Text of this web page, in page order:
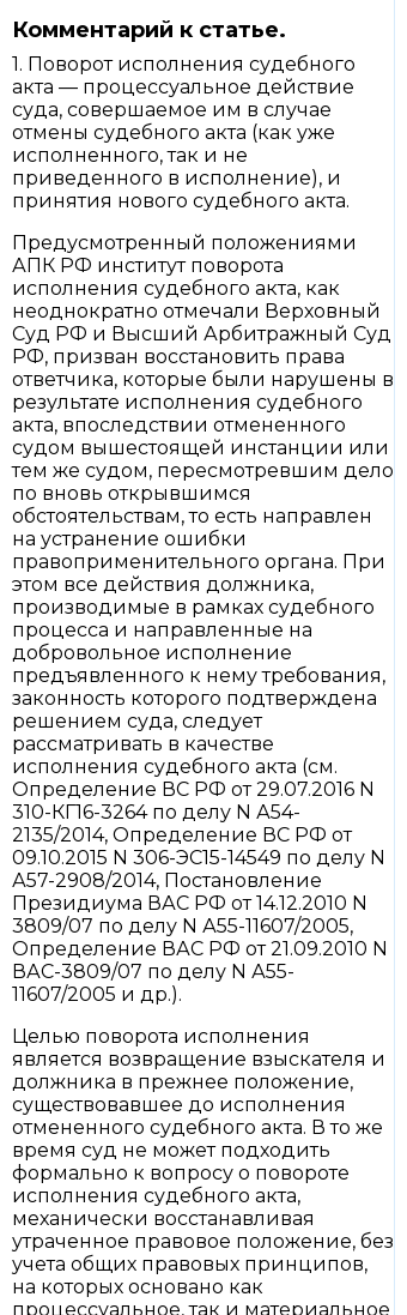
Комментарий к статье.
1. Поворот исполнения судебного
акта — процессуальное действие
суда, совершаемое им в случае
отмены судебного акта (как уже
исполненного, так и не
приведенного в исполнение), и
принятия нового судебного акта.
Предусмотренный положениями
АПК РФ институт поворота
исполнения судебного акта, как
неоднократно отмечали Верховный
Суд РФ и Высший Арбитражный Суд
РФ, призван восстановить права
ответчика, которые были нарушены в
результате исполнения судебного
акта, впоследствии отмененного
судом вышестоящей инстанции или
тем же судом, пересмотревшим дело
по вновь открывшимся
обстоятельствам, то есть направлен
на устранение ошибки
правоприменительного органа. При
этом все действия должника,
производимые в рамках судебного
процесса и направленные на
добровольное исполнение
предъявленного к нему требования,
законность которого подтверждена
решением суда, следует
рассматривать в качестве
исполнения судебного акта (см.
Определение ВС РФ от 29.07.2016 N
310-КГ16-3264 по делу N А54-
2135/2014, Определение ВС РФ от
09.10.2015 N 306-ЭС15-14549 по делу N
А57-2908/2014, Постановление
Президиума ВАС РФ от 14.12.2010 N
3809/07 по делу N А55-11607/2005,
Определение ВАС РФ от 21.09.2010 N
ВАС-3809/07 по делу N А55-
11607/2005 и др.).
Целью поворота исполнения
является возвращение взыскателя и
должника в прежнее положение,
существовавшее до исполнения
отмененного судебного акта. В то же
время суд не может подходить
формально к вопросу о повороте
исполнения судебного акта,
механически восстанавливая
утраченное правовое положение, без
учета общих правовых принципов,
на которых основано как
процессуальное, так и материальное